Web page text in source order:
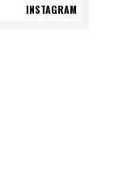
INSTAGRAM